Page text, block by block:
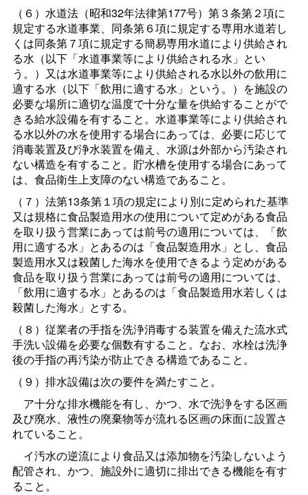
（６）水道法（昭和32年法律第177号）第３条第２項に
規定する水道事業、同条第６項に規定する専用水道若し
くは同条第７項に規定する簡易専用水道により供給され
る水（以下「水道事業等により供給される水」とい
う。）又は水道事業等により供給される水以外の飲用に
適する水（以下「飲用に適する水」という。）を施設の
必要な場所に適切な温度で十分な量を供給することがで
きる給水設備を有すること。水道事業等により供給され
る水以外の水を使用する場合にあっては、必要に応じて
消毒装置及び浄水装置を備え、水源は外部から汚染され
ない構造を有すること。貯水槽を使用する場合にあって
は、食品衛生上支障のない構造であること。
（７）法第13条第１項の規定により別に定められた基準
又は規格に食品製造用水の使用について定めがある食品
を取り扱う営業にあっては前号の適用については、「飲
用に適する水」とあるのは「食品製造用水」とし、食品
製造用水又は殺菌した海水を使用できるよう定めがある
食品を取り扱う営業にあっては前号の適用については、
「飲用に適する水」とあるのは「食品製造用水若しくは
殺菌した海水」とする。
（８）従業者の手指を洗浄消毒する装置を備えた流水式
手洗い設備を必要な個数有すること。なお、水栓は洗浄
後の手指の再汚染が防止できる構造であること。
（９）排水設備は次の要件を満たすこと。
ア十分な排水機能を有し、かつ、水で洗浄をする区画
及び廃水、液性の廃棄物等が流れる区画の床面に設置さ
れていること。
イ汚水の逆流により食品又は添加物を汚染しないよう
配管され、かつ、施設外に適切に排出できる機能を有す
ること。